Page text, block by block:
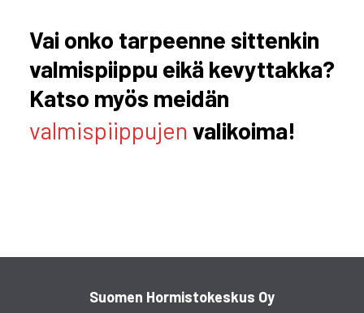
Vai onko tarpeenne sittenkin
valmispiippu eikä kevyttakka?
Katso myös meidän
valmispiippujen valikoima!
Suomen Hormistokeskus Oy